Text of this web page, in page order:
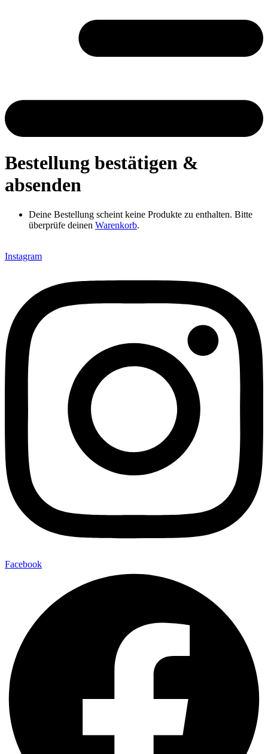
Bestellung bestätigen &
absenden
Deine Bestellung scheint keine Produkte zu enthalten. Bitte
überprüfe deinen Warenkorb.
Instagram
Facebook